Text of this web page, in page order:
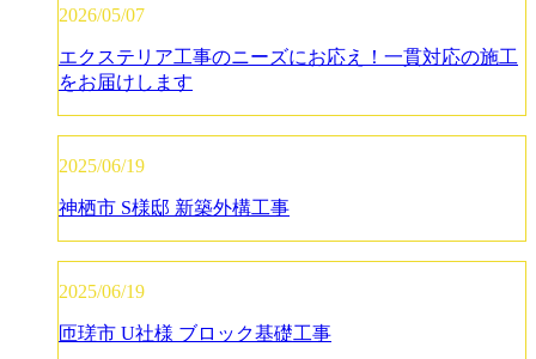
2026/05/07
エクステリア工事のニーズにお応え！一貫対応の施工
をお届けします
2025/06/19
神栖市 S様邸 新築外構工事
2025/06/19
匝瑳市 U社様 ブロック基礎工事